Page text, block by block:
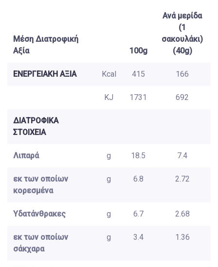
Μέση Διατροφική
Αξία
100g
Ανά μερίδα
(1
σακουλάκι)
(40g)
ΕΝΕΡΓΕΙΑΚΗ ΑΞΙΑ Kcal 415 166
KJ 1731 692
ΔΙΑΤΡΟΦΙΚΑ
ΣΤΟΙΧΕΙΑ
Λιπαρά g 18.5 7.4
εκ των οποίων
κορεσμένα
g 6.8 2.72
Υδατάνθρακες g 6.7 2.68
εκ των οποίων
σάκχαρα
g 3.4 1.36